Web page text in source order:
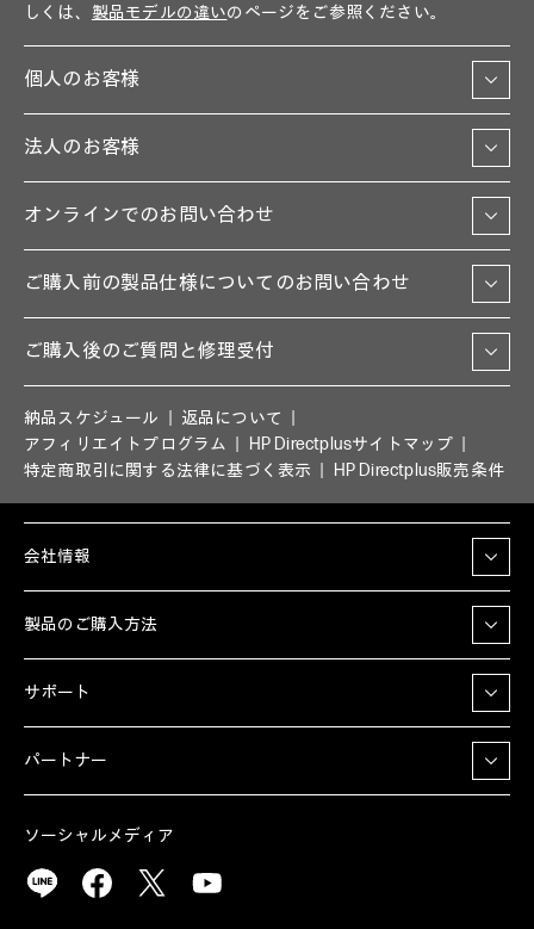
しくは、 製品モデルの違いのページをご参照ください。
個人のお客様
法人のお客様
オンラインでのお問い合わせ
ご購入前の製品仕様についてのお問い合わせ
ご購入後のご質問と修理受付
納品スケジュール
返品について
アフィリエイトプログラム
HP Directplusサイトマップ
特定商取引に関する法律に基づく表示
HP Directplus販売条件
会社情報
製品のご購入方法
サポート
パートナー
ソーシャルメディア